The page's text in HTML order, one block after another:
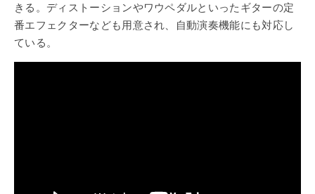
きる。ディストーションやワウペダルといったギターの定
番エフェクターなども用意され、自動演奏機能にも対応し
ている。